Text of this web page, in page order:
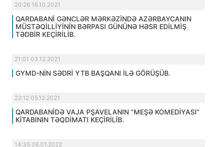
20:26 16.10.2021
QARDABANİ GƏNCLƏR MƏRKƏZİNDƏ AZƏRBAYCANIN
MÜSTƏQİLLİYİNİN BƏRPASI GÜNÜNƏ HƏSR EDİLMİŞ
TƏDBİR KEÇİRİLİB.
21:01 03.12.2021
GYMD-NİN SƏDRİ YTB BAŞQANI İLƏ GÖRÜŞÜB.
22:12 05.12.2021
QARDABANİDƏ VAJA PŞAVELANIN “MEŞƏ KOMEDİYASI”
KİTABININ TƏQDİMATI KEÇİRİLİB.
14:35 06.01.2022